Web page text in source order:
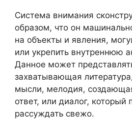
Система внимания
образом, что он
на объекты и явления,
или укрепить внутреннюю
Данное может
захватывающая
мысли, мелодия,
ответ, или диалог, который
рассуждать свежо.